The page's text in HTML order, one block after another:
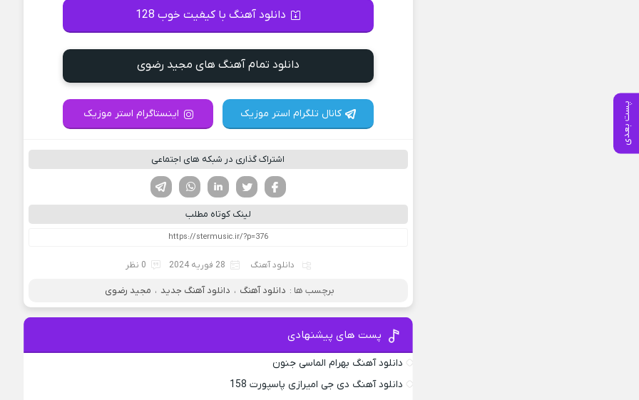
پست بعدی
دانلود آهنگ با کیفیت خوب 128
دانلود تمام آهنگ های مجید رضوی
کانال تلگرام استر موزیک اینستاگرام استر موزیک
اشتراک گذاری در شبکه های اجتماعی
لینکدین تویتر
فیسوک
لینک کوتاه مطلب
دانلود آهنگ 28 فوریه 2024 0 نظر
برچسب ها : دانلود آهنگ ، دانلود آهنگ جدید ، مجید رضوی
پست های پیشنهادی
دانلود آهنگ بهرام الماسی جنون
دانلود آهنگ دی جی امیرازی پاسپورت 158